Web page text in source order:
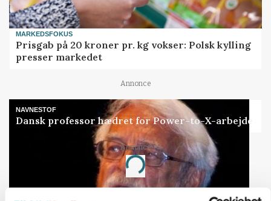
MARKEDSFOKUS
Prisgab på 20 kroner pr. kg vokser: Polsk kylling
presser markedet
Annonce
NAVNESTOF
Dansk professor hædret for Power-to-X-arbejde
Annonce
Loading...